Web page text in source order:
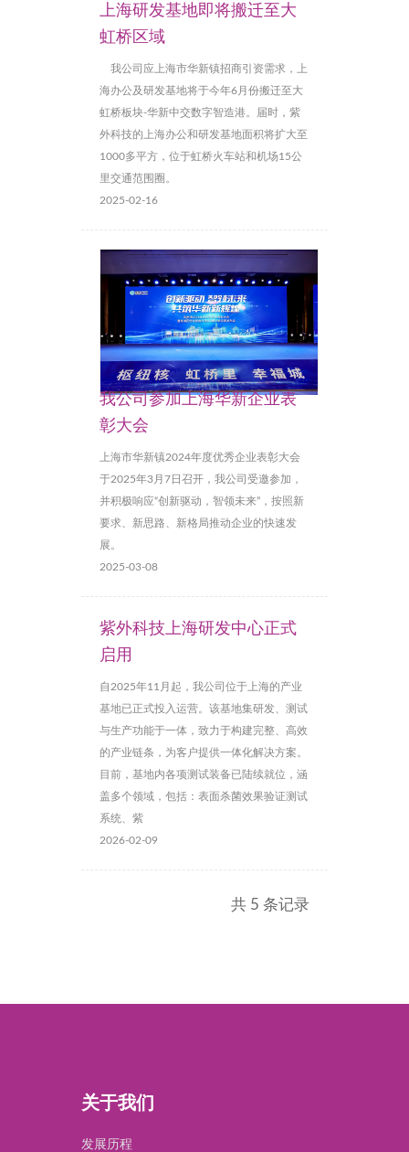
上海研发基地即将搬迁至大
虹桥区域
我公司应上海市华新镇招商引资需求，上
海办公及研发基地将于今年6月份搬迁至大
虹桥板块-华新中交数字智造港。届时，紫
外科技的上海办公和研发基地面积将扩大至
1000多平方，位于虹桥火车站和机场15公
里交通范围圈。
2025-02-16
我公司参加上海华新企业表
彰大会
上海市华新镇2024年度优秀企业表彰大会
于2025年3月7日召开，我公司受邀参加，
并积极响应“创新驱动，智领未来”，按照新
要求、新思路、新格局推动企业的快速发
展。
2025-03-08
紫外科技上海研发中心正式
启用
自2025年11月起，我公司位于上海的产业
基地已正式投入运营。该基地集研发、测试
与生产功能于一体，致力于构建完整、高效
的产业链条，为客户提供一体化解决方案。
目前，基地内各项测试装备已陆续就位，涵
盖多个领域，包括：表面杀菌效果验证测试
系统、紫
2026-02-09
共 5 条记录
关于我们
发展历程